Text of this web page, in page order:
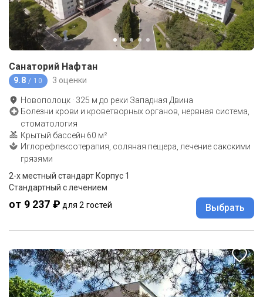
Санаторий Нафтан
9.8 / 10 3 оценки
Новополоцк · 325 м до реки Западная Двина
Болезни крови и кроветворных органов, нервная система,
стоматология
Крытый бассейн 60 м²
Иглорефлексотерапия, соляная пещера, лечение сакскими
грязями
2-x местный стандарт Корпус 1
Стандартный с лечением
от 9 237 ₽ для 2 гостей Выбрать